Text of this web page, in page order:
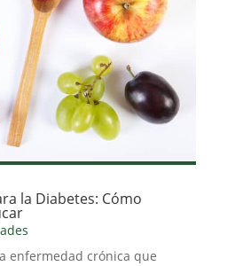
la Diabetes: Cómo
enfermedad crónica que